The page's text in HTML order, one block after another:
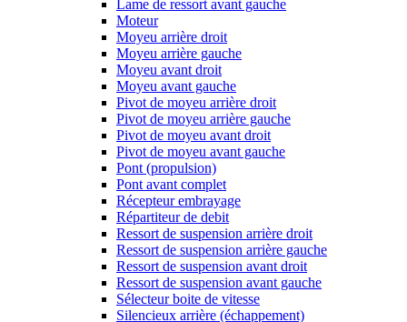
Lame de ressort avant gauche
Moteur
Moyeu arrière droit
Moyeu arrière gauche
Moyeu avant droit
Moyeu avant gauche
Pivot de moyeu arrière droit
Pivot de moyeu arrière gauche
Pivot de moyeu avant droit
Pivot de moyeu avant gauche
Pont (propulsion)
Pont avant complet
Récepteur embrayage
Répartiteur de debit
Ressort de suspension arrière droit
Ressort de suspension arrière gauche
Ressort de suspension avant droit
Ressort de suspension avant gauche
Sélecteur boite de vitesse
Silencieux arrière (échappement)